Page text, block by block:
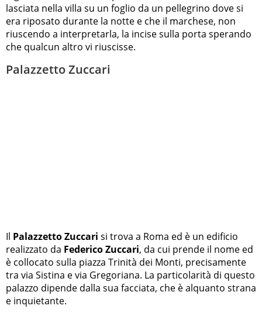
lasciata nella villa su un foglio da un pellegrino dove si
era riposato durante la notte e che il marchese, non
riuscendo a interpretarla, la incise sulla porta sperando
che qualcun altro vi riuscisse.
Palazzetto Zuccari
Il Palazzetto Zuccari si trova a Roma ed è un edificio
realizzato da Federico Zuccari, da cui prende il nome ed
è collocato sulla piazza Trinità dei Monti, precisamente
tra via Sistina e via Gregoriana. La particolarità di questo
palazzo dipende dalla sua facciata, che è alquanto strana
e inquietante.